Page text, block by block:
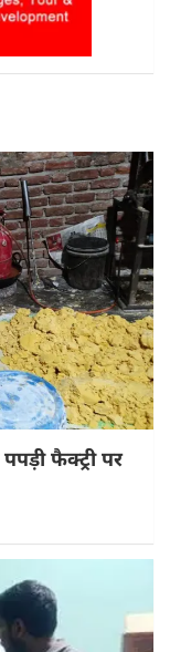
फैक्ट्री पर